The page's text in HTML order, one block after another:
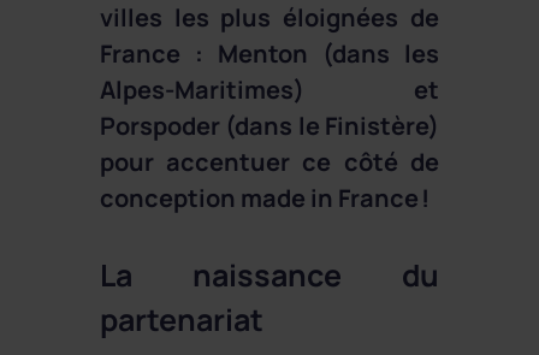
villes les plus éloignées de
France : Menton (dans les
Alpes-Maritimes) et
Porspoder (dans le Finistère)
pour accentuer ce côté de
conception made in France !
La naissance du
partenariat